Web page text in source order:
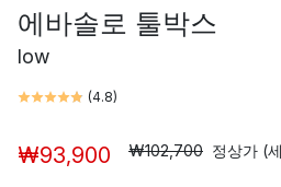
에바솔로 툴박스
low
(4.8)
₩93,900 ₩102,700 정상가 (